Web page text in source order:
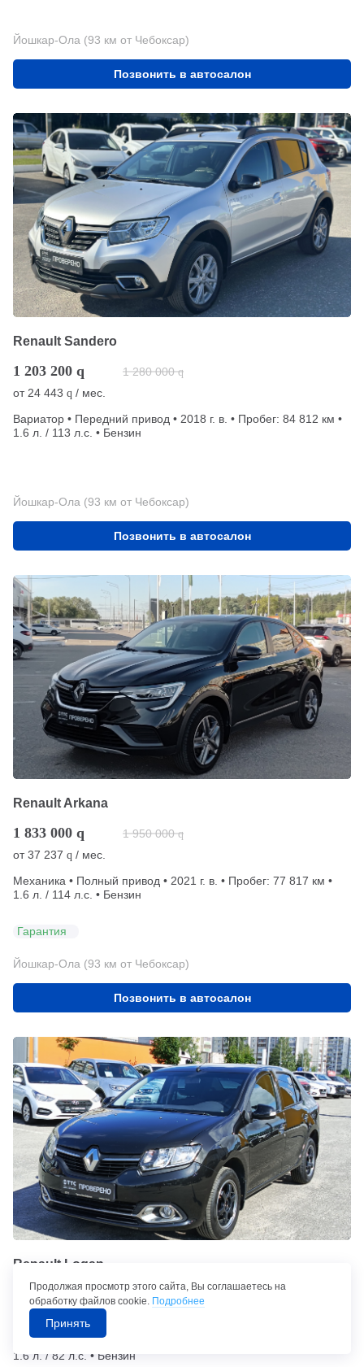
Йошкар-Ола (93 км от Чебоксар)
Позвонить в автосалон
Renault Sandero
1 203 200 q 1 280 000 q
от 24 443 q / мес.
Вариатор • Передний привод • 2018 г. в. • Пробег: 84 812 км •
1.6 л. / 113 л.с. • Бензин
Йошкар-Ола (93 км от Чебоксар)
Позвонить в автосалон
Renault Arkana
1 833 000 q 1 950 000 q
от37 237 q / мес.
Механика • Полный привод • 2021 г. в. • Пробег: 77 817 км •
1.6 л. / 114 л.с. • Бензин
Гарантия
Йошкар-Ола (93 км от Чебоксар)
Позвонить в автосалон
Renault Logan
639 200 q 680 000 q
12 986
Механика • Передний привод • 2015 г. в. • Пробег: 139 747 км •
1.6 л. / 82 л.с. • Бензин
Продолжая просмотр этого сайта, Вы соглашаетесь на
обработку файлов cookie. Подробнее
Принять